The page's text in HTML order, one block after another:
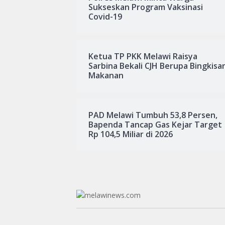
Sukseskan Program Vaksinasi
Covid-19
Ketua TP PKK Melawi Raisya
Sarbina Bekali CJH Berupa
Makanan
PAD Melawi Tumbuh 53,8 Persen,
Bapenda Tancap Gas Kejar Target
Rp 104,5 Miliar di 2026